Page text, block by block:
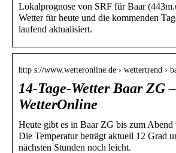
Lokalprognose von SRF für Baar
Wetter für heute und die kommenden
laufend aktualisiert.
http s://www.wetteronline.de › wettertrend ›
14-Tage-Wetter Baar ZG –
WetterOnline
Heute gibt es in Baar ZG bis zum Abend
Die Temperatur beträgt aktuell 12 Grad
nächsten Stunden noch leicht.